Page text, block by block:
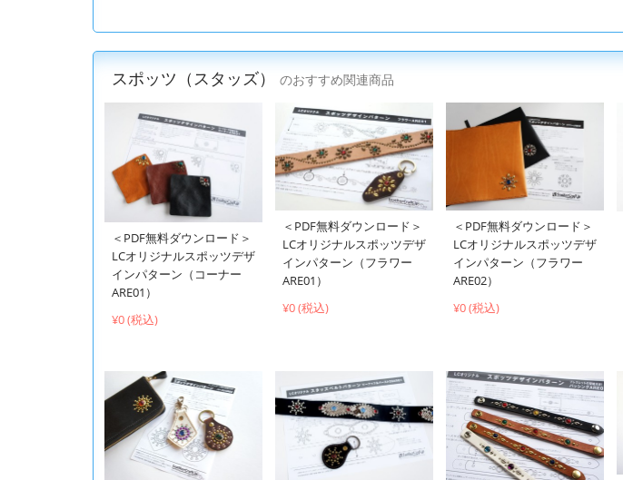
スポッツ（スタッズ） のおすすめ関連商品
＜PDF無料ダウンロード＞
LCオリジナルスポッツデザ
インパターン（コーナー
ARE01）
¥0 (税込)
＜PDF無料ダウンロード＞
LCオリジナルスポッツデザ
インパターン（フラワー
ARE01）
¥0 (税込)
＜PDF無料ダウンロード＞
LCオリジナルスポッツデザ
インパターン（フラワー
ARE02）
¥0 (税込)